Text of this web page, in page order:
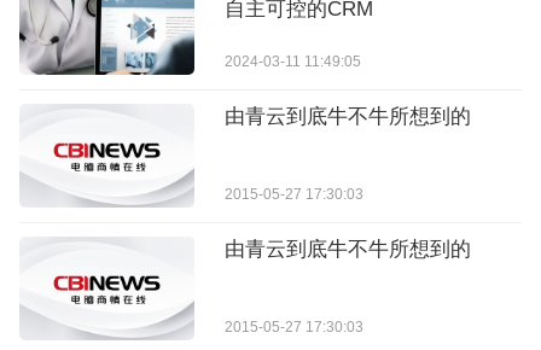
自主可控的CRM
2024-03-11 11:49:05
由青云到底牛不牛所想到的
2015-05-27 17:30:03
由青云到底牛不牛所想到的
2015-05-27 17:30:03